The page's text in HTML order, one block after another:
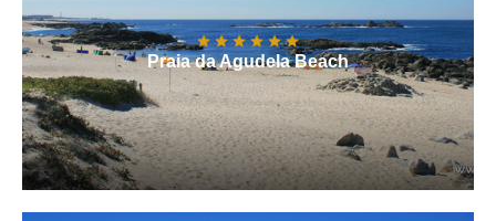
Praia da Agudela Beach